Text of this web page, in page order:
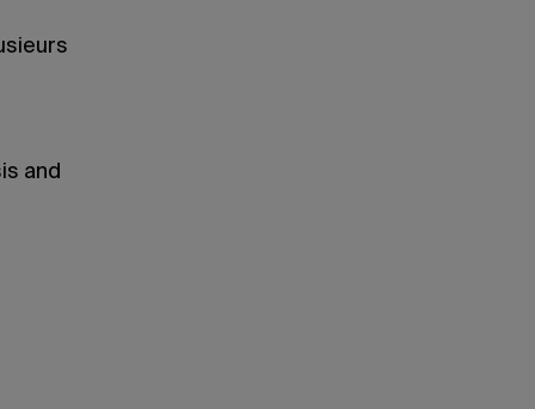
and